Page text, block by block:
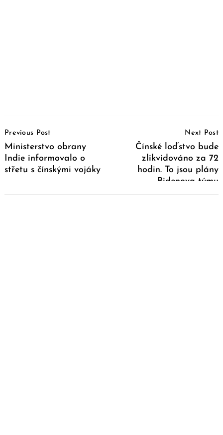
Navigation
Previous Post
Ministerstvo obrany
Indie informovalo o
střetu s čínskými vojáky
Next Post
Čínské loďstvo bude
zlikvidováno za 72
hodin. To jsou plány
Bidenova týmu